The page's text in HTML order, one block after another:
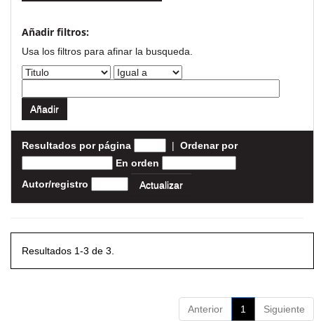
Añadir filtros:
Usa los filtros para afinar la busqueda.
Resultados por página | Ordenar por
En orden
Autor/registro
Resultados 1-3 de 3.
Anterior 1 Siguiente